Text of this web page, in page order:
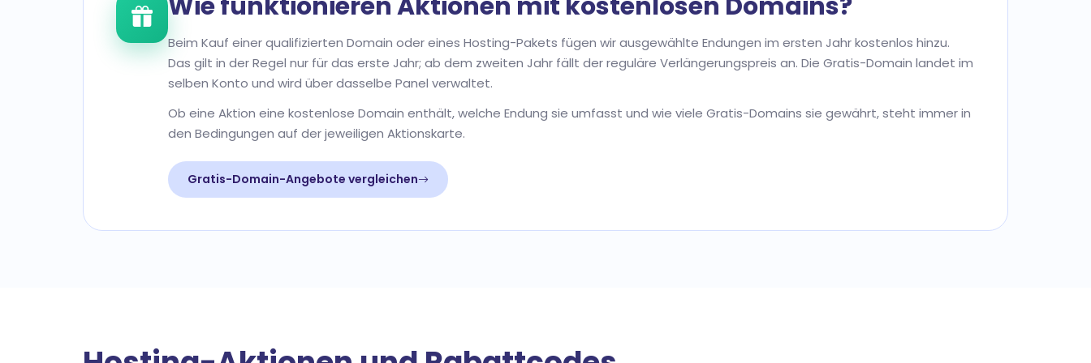
Beim Kauf einer qualifizierten Domain oder eines Hosting-Pakets fügen wir ausgewählte Endungen im ersten Jahr kostenlos hinzu.
Das gilt in der Regel nur für das erste Jahr; ab dem zweiten Jahr fällt der reguläre Verlängerungspreis an. Die Gratis-Domain landet im
selben Konto und wird über dasselbe Panel verwaltet.
Ob eine Aktion eine kostenlose Domain enthält, welche Endung sie umfasst und wie viele Gratis-Domains sie gewährt, steht immer in
den Bedingungen auf der jeweiligen Aktionskarte.
Gratis-Domain-Angebote vergleichen